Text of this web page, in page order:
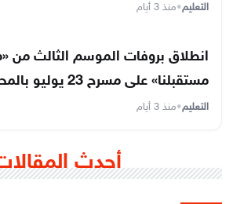
التعليم•منذ 3 أيام
انطلاق بروفات الموسم الثالث من
مستقبلنا» على مسرح 23 يوليو بالمحلة
التعليم•منذ 3 أيام
أحدث